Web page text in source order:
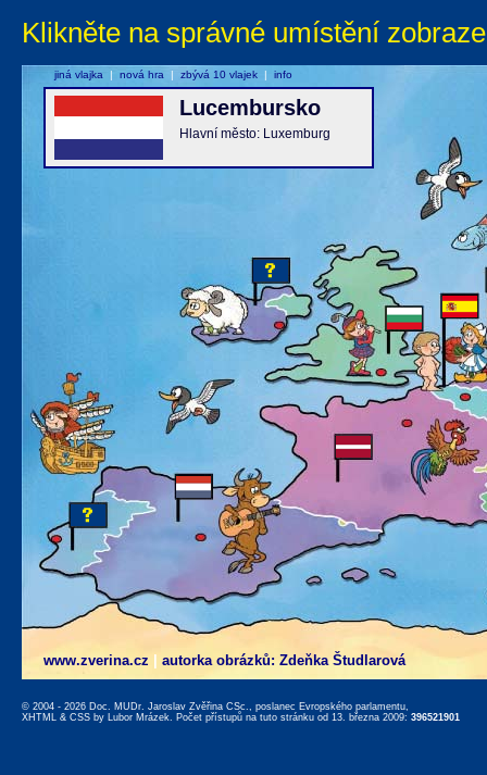
Klikněte na správné umístění
www.zverina.cz autorka obrázků: Zdeňka Študlarová
Lucembursko
Hlavní město: Luxemburg
jiná vlajka | nová hra | zbývá 10 vlajek | info
© 2004 - 2026 Doc. MUDr. Jaroslav Zvěřina CSc., poslanec Evropského parlamentu,
XHTML & CSS by Lubor Mrázek. Počet přístupů na tuto stránku od 13. března 2009: 396521901